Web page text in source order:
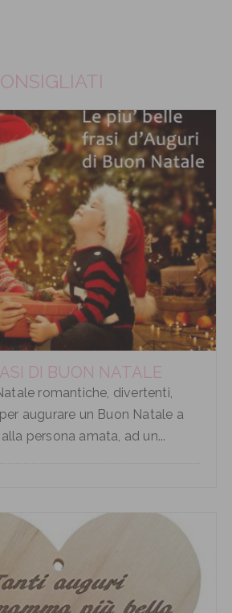
DI BUON NATALE
romantiche, divertenti,
augurare un Buon Natale a
persona amata, ad un...